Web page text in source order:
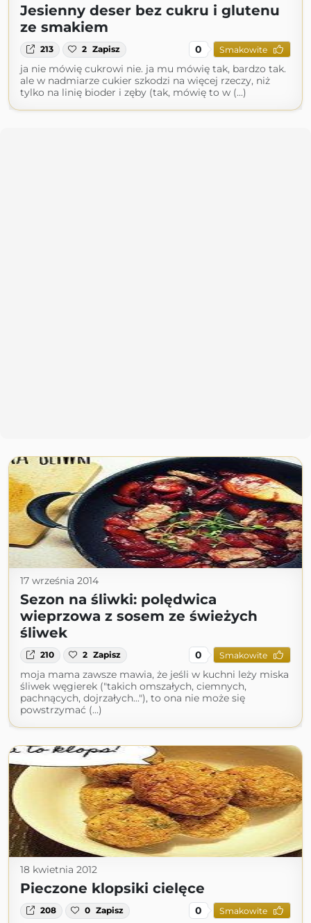
Jesienny deser bez cukru i glutenu
ze smakiem
213 2 Zapisz 0 Smakowite
ja nie mówię cukrowi nie. ja mu mówię tak, bardzo tak.
ale w nadmiarze cukier szkodzi na więcej rzeczy, niż
tylko na linię bioder i zęby (tak, mówię to w (...)
17 września 2014
Sezon na śliwki: polędwica
wieprzowa z sosem ze świeżych
śliwek
210 2 Zapisz 0 Smakowite
moja mama zawsze mawia, że jeśli w kuchni leży miska
śliwek węgierek ("takich omszałych, ciemnych,
pachnących, dojrzałych..."), to ona nie może się
powstrzymać (...)
18 kwietnia 2012
Pieczone klopsiki cielęce
208 0 Zapisz 0 Smakowite